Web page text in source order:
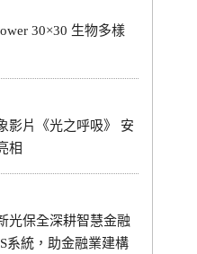
30×30 生物多樣
影片《光之呼吸》 安
相
光保全深耕智慧金融
系統，助金融業建構